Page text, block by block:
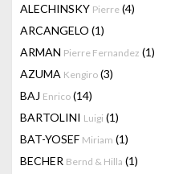
ALECHINSKY Pierre (4)
ARCANGELO (1)
ARMAN Pierre Fernandez (1)
AZUMA Kengiro (3)
BAJ Enrico (14)
BARTOLINI Luigi (1)
BAT-YOSEF Miriam (1)
BECHER Bernd & Hilla (1)